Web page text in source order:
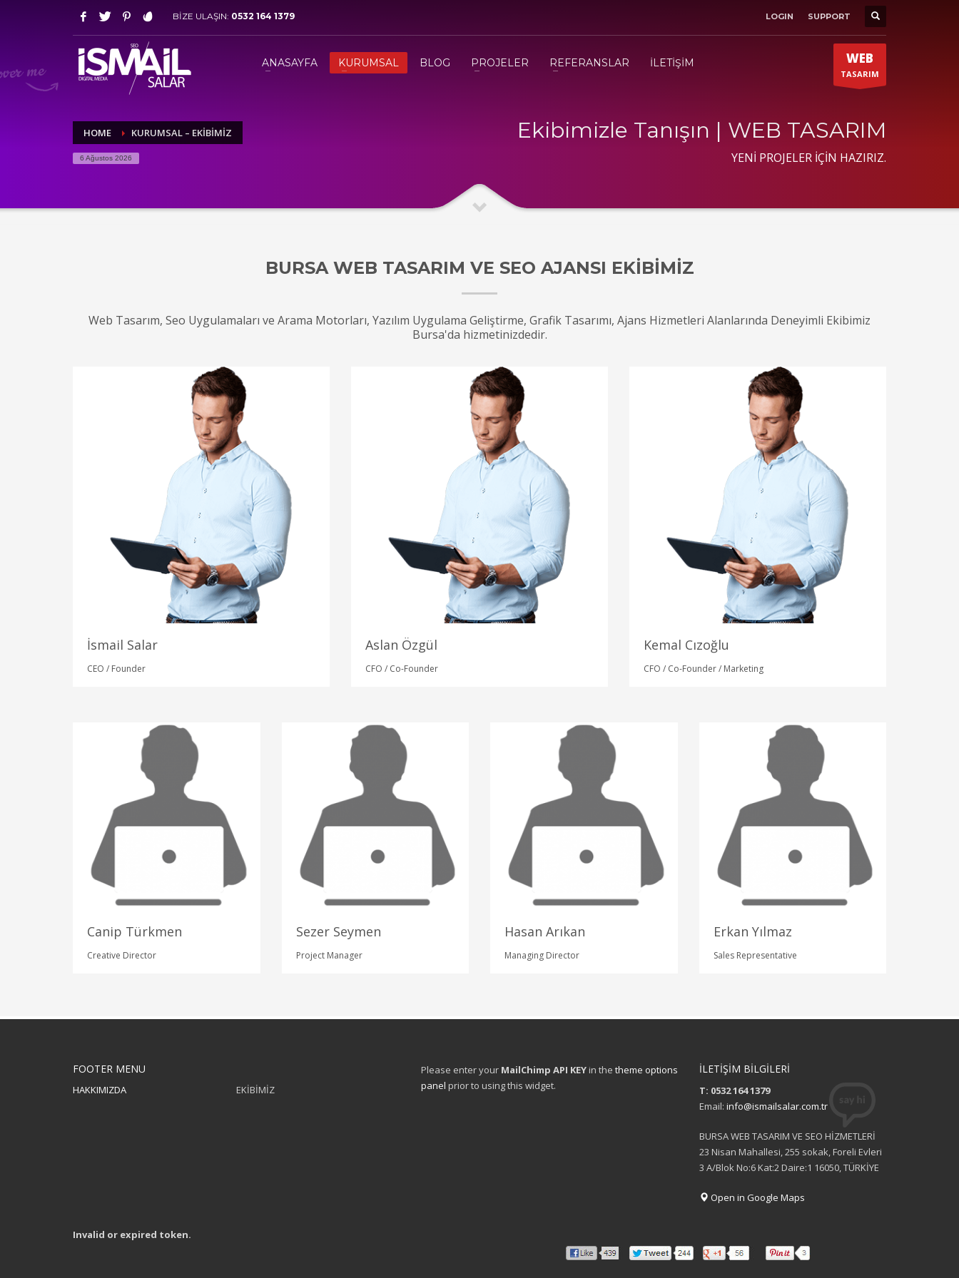
HOW TO SHOP
1 Login or create new account.
If you still have problems, please let us know, by sending an email to support@website.com . Thank you!
SHOWROOM HOURS
BİZE ULAŞIN: 0532 164 1379 LOGIN SUPPORT
ANASAYFA KURUMSAL BLOG PROJELER REFERANSLAR İLETİŞİM WEB
TASARIM
HOME KURUMSAL – EKIBIMIZ
6 Ağustos 2026
Ekibimizle Tanışın | WEB TASARIM
YENİ PROJELER İÇİN HAZIRIZ.
BURSA WEB TASARIM VE SEO AJANSI EKİBİMİZ
Web Tasarım, Seo Uygulamaları ve Arama Motorları, Yazılım Uygulama Geliştirme, Grafik Tasarımı, Ajans Hizmetleri Alanlarında Deneyimli Ekibimiz
Bursa'da hizmetinizdedir.
İsmail Salar
CEO / Founder
Aslan Özgül
CFO / Co-Founder
Kemal Cızoğlu
CFO / Co-Founder / Marketing
Canip Türkmen
Creative Director
Sezer Seymen
Project Manager
Hasan Arıkan
Managing Director
Erkan Yılmaz
Sales Representative
FOOTER MENU
HAKKIMIZDA EKİBİMİZ
Please enter your MailChimp API KEYin the theme options
panel prior to using this widget.
İLETİŞİM BİLGİLERİ
T: 0532 164 1379
Email: info@ismailsalar.com.tr
BURSA WEB TASARIM VE SEO HİZMETLERİ
23 Nisan Mahallesi, 255 sokak, Foreli Evleri
3 A/Blok No:6 Kat:2 Daire:1 16050, TÜRKİYE
Open in Google Maps
Invalid or expired token.